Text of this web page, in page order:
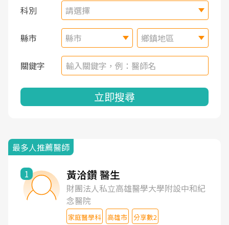
科別 請選擇
縣市 縣市 鄉鎮地區
關鍵字
立即搜尋
最多人推薦醫師
1 黃洽鑽 醫生
財團法人私立高雄醫學大學附設中和紀
念醫院
家庭醫學科 高雄市 分享數2